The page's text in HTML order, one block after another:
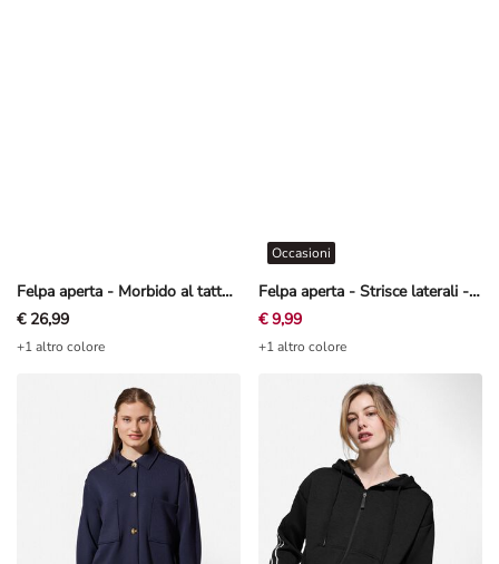
Felpa aperta - Morbido al tatto - Beige
€ 26,99
+1 altro colore
Felpa aperta - Strisce laterali - Blu scuro
Occasioni
€ 9,99
+1 altro colore